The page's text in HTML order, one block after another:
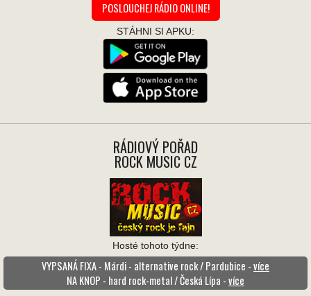
POSLOUCHEJ RÁDIO ONLINE!
STÁHNI SI APKU:
RÁDIOVÝ POŘAD
ROCK MUSIC CZ
Hosté tohoto týdne:
VYPSANÁ FIXA - Márdi - alternative rock / Pardubice -více
NA KNOP - hard rock-metal / Česká Lípa -více